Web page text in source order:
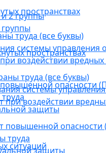
пространствах
труда (все буквы)
системы управления
воздействии
опасности
защиты
ситуаций
2 группы
пространствах
труда (все буквы)
системы
воздействии
опасности
труда
защиты